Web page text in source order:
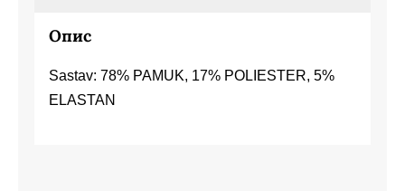
Опис
Sastav: 78% PAMUK, 17% POLIESTER, 5%
ELASTAN